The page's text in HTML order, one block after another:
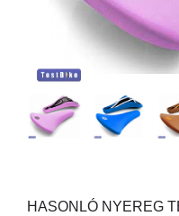
HASONLÓ NYEREG